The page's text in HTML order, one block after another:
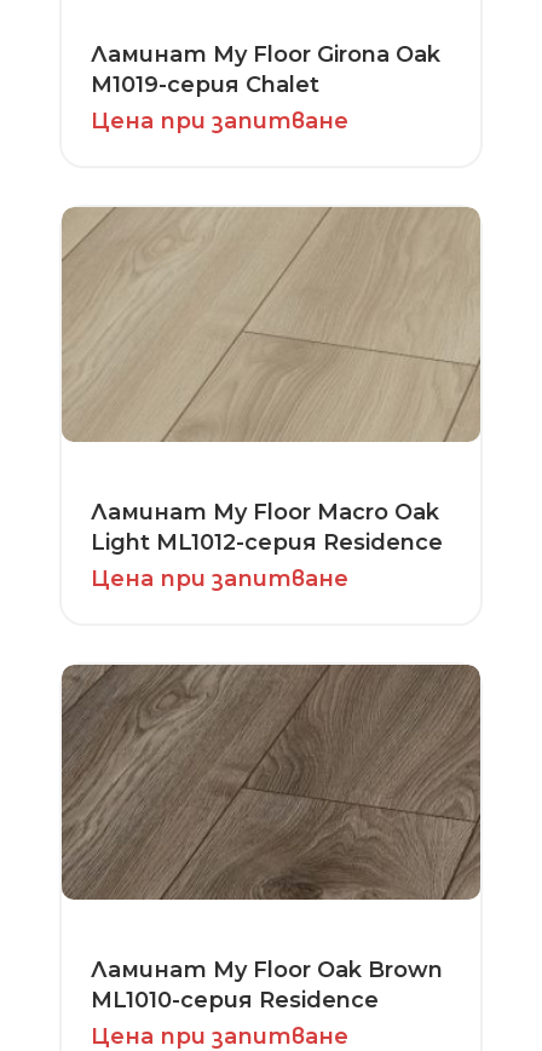
Ламинат My Floor Girona Oak
M1019-серия Chalet
Цена при запитване
Ламинат My Floor Macro Oak
Light ML1012-серия Residence
Цена при запитване
Ламинат My Floor Oak Brown
ML1010-серия Residence
Цена при запитване